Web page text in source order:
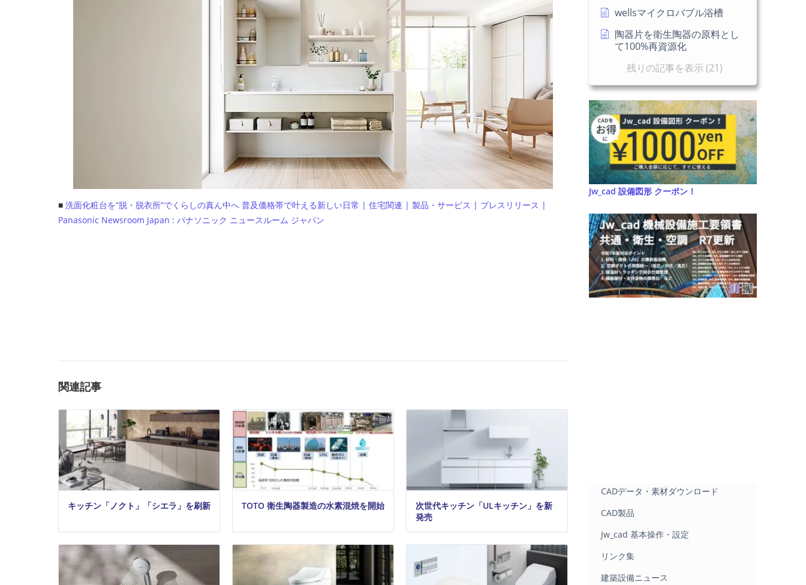
■ 洗面化粧台を“脱・脱衣所”でくらしの真ん中へ 普及価格帯で叶える新しい日常 | 住宅関連 | 製品・サービス | プレスリリース |
Panasonic Newsroom Japan : パナソニック ニュースルーム ジャパン
関連記事
キッチン「ノクト」「シエラ」を刷新 TOTO 衛生陶器製造の水素混焼を開始
次世代キッチン「ULキッチン」を新
発売
wellsマイクロバブル浴槽
陶器片を衛生陶器の原料とし
て100%再資源化
残りの記事を表示 (21)
Jw_cad 設備図形 クーポン！
CADデータ・素材ダウンロード
CAD製品
Jw_cad 基本操作・設定
リンク集
建築設備ニュース